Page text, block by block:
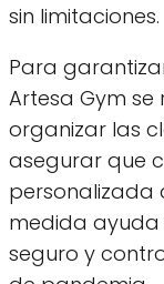
sin limitaciones.
Para
Artesa Gym se
organizar las
asegurar que
personalizada
medida
seguro y